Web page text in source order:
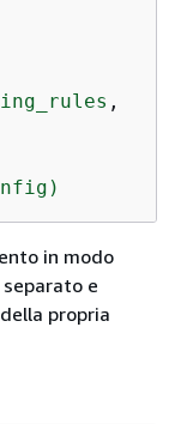
,
in modo
e
propria